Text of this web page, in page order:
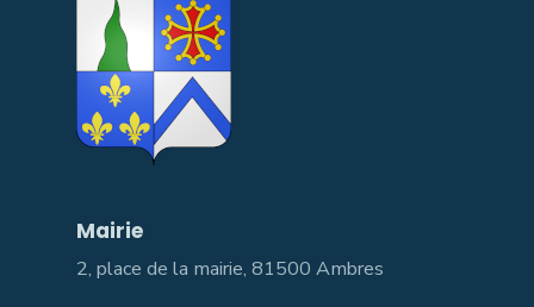
Mairie
2, place de la mairie, 81500 Ambres